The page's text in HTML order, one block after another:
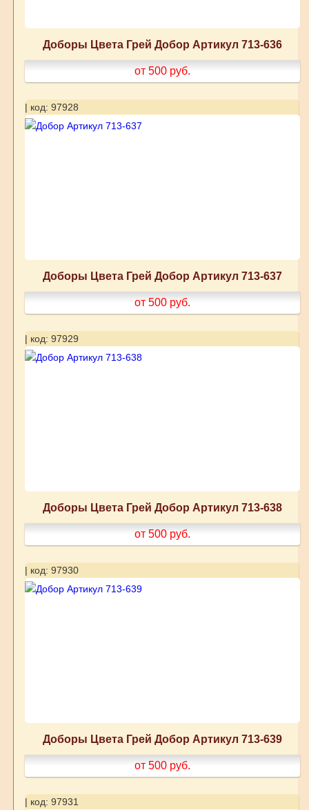
Доборы Цвета Грей Добор Артикул 713-636
от 500 руб.
| код: 97928
Доборы Цвета Грей Добор Артикул 713-637
от 500 руб.
| код: 97929
Доборы Цвета Грей Добор Артикул 713-638
от 500 руб.
| код: 97930
Доборы Цвета Грей Добор Артикул 713-639
от 500 руб.
| код: 97931